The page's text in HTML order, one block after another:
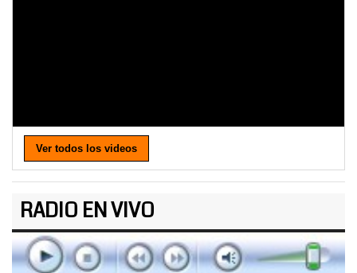
Ver todos los videos
RADIO EN VIVO